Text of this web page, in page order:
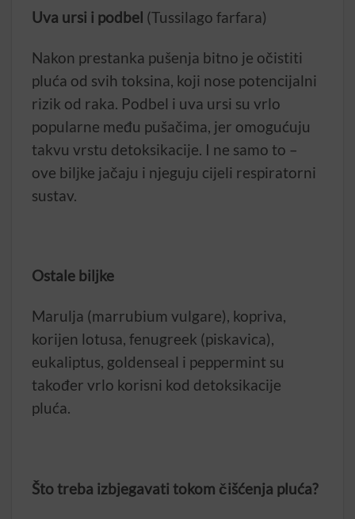
Uva ursi i podbel (Tussilago farfara)
Nakon prestanka pušenja bitno je očistiti
pluća od svih toksina, koji nose potencijalni
rizik od raka. Podbel i uva ursi su vrlo
popularne među pušačima, jer omogućuju
takvu vrstu detoksikacije. I ne samo to –
ove biljke jačaju i njeguju cijeli respiratorni
sustav.
Ostale biljke
Marulja (marrubium vulgare), kopriva,
korijen lotusa, fenugreek (piskavica),
eukaliptus, goldenseal i peppermint su
također vrlo korisni kod detoksikacije
pluća.
Što treba izbjegavati tokom čišćenja pluća?